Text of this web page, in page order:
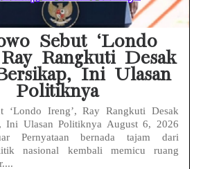
Sebut ‘Londo
Rangkuti Desak
Ini Ulasan
Politiknya
‘Londo Ireng’, Ray Rangkuti Desak
Ini Ulasan Politiknya August 6, 2026
Pernyataan bernada tajam dari
nasional kembali memicu ruang